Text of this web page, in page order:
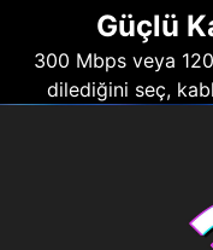
Güçlü
300 Mbps veya
dilediğini seç,